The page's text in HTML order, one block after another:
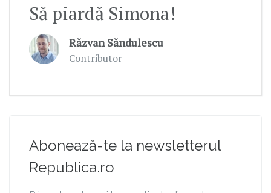
Să piardă Simona!
Răzvan Săndulescu
Contributor
Abonează-te la newsletterul
Republica.ro